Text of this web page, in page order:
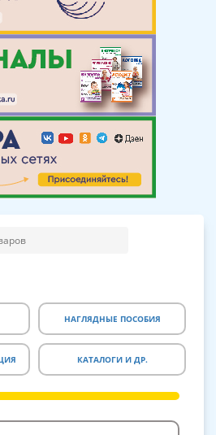
НАГЛЯДНЫЕ ПОСОБИЯ
КАТАЛОГИ И ДР.